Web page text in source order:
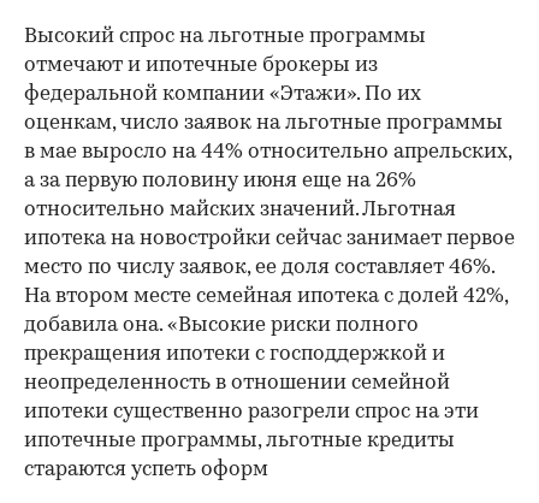
Высокий спрос на льготные программы
отмечают и ипотечные брокеры из
федеральной компании «Этажи». По их
оценкам, число заявок на льготные программы
в мае выросло на 44% относительно апрельских,
а за первую половину июня еще на 26%
относительно майских значений. Льготная
ипотека на новостройки сейчас занимает первое
место по числу заявок, ее доля составляет 46%.
На втором месте семейная ипотека с долей 42%,
добавила она. «Высокие риски полного
прекращения ипотеки с господдержкой и
неопределенность в отношении семейной
ипотеки существенно разогрели спрос на эти
ипотечные программы, льготные кредиты
стараются успеть оформ